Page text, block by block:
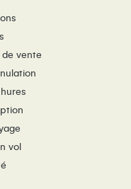
vente
vol